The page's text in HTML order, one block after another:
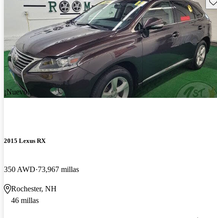
¡Nuevo!
2015 Lexus RX
350 AWD 73,967 millas
Rochester, NH
46 millas